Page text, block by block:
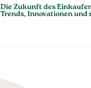
Die Zukunft des
Trends, Innovationen und